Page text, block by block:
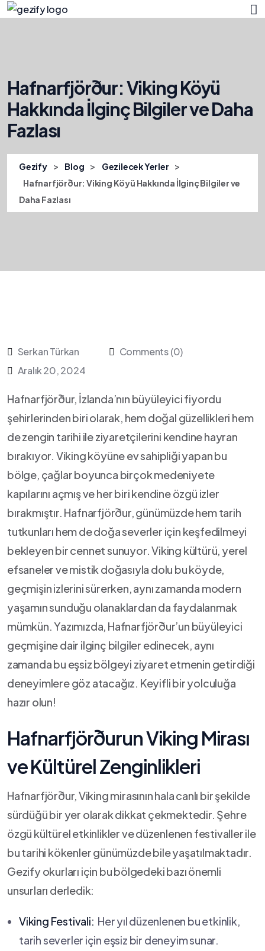
Hafnarfjörður: Viking Köyü
Hakkında İlginç Bilgiler ve Daha
Fazlası
Gezify > Blog > Gezilecek Yerler >
Hafnarfjörður: Viking Köyü Hakkında İlginç Bilgiler ve
Daha Fazlası
Serkan Türkan
Comments (0)
Aralık 20, 2024
Hafnarfjörður, İzlanda’nın büyüleyici fiyordu
şehirlerinden biri olarak, hem doğal güzellikleri hem
de zengin tarihi ile ziyaretçilerini kendine hayran
bırakıyor. Viking köyüne ev sahipliği yapan⁢ bu
bölge, çağlar boyunca birçok medeniyete
kapılarını açmış ve her​ biri kendine özgü izler
bırakmıştır. Hafnarfjörður, günümüzde hem tarih⁢
tutkunları hem​ de doğa severler için keşfedilmeyi
bekleyen bir cennet sunuyor. Viking​ kültürü, yerel ​
efsaneler ve mistik doğasıyla dolu bu köyde,
geçmişin izlerini sürerken, aynı zamanda modern
yaşamın sunduğu olanaklardan da faydalanmak‌
mümkün. ⁤Yazımızda, Hafnarfjörður’un büyüleyici‍
geçmişine dair ilginç bilgiler edinecek, ‌aynı
⁤zamanda bu eşsiz bölgeyi ziyaret etmenin getirdiği
deneyimlere göz atacağız. Keyifli bir yolculuğa
hazır olun!
Hafnarfjörðurun Viking Mirası
ve⁤ Kültürel Zenginlikleri
Hafnarfjörður,⁢ Viking mirasının hala ⁢canlı bir şekilde
sürdüğü‌ bir yer olarak‌ dikkat çekmektedir. Şehre
‍özgü kültürel etkinlikler ve⁣ düzenlenen festivaller ile
bu tarihi kökenler günümüzde bile yaşatılmaktadır.
Gezify okurları için bu bölgedeki bazı ⁣önemli
unsurları derledik:
Viking Festivali: ⁣ Her ⁤yıl düzenlenen bu etkinlik,
tarih ‌severler ⁤için eşsiz bir deneyim sunar.